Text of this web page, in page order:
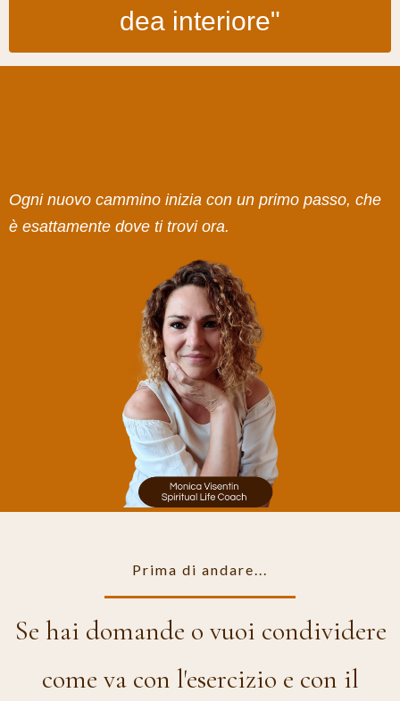
dea interiore"
Ogni nuovo cammino inizia con un primo passo, che
è esattamente dove ti trovi ora.
Prima di andare...
Se hai domande o vuoi condividere
come va con l'esercizio e con il